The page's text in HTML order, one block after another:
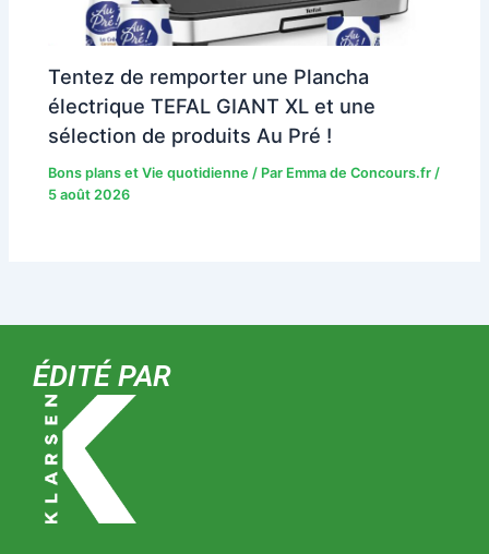
Tentez de remporter une Plancha
électrique TEFAL GIANT XL et une
sélection de produits Au Pré !
Bons plans et Vie quotidienne / Par Emma de Concours.fr /
5 août 2026
ÉDITÉ PAR